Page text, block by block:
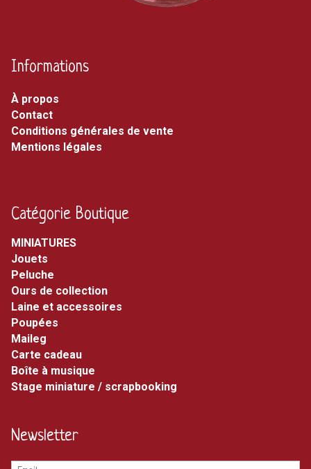
Informations
À propos
Contact
Conditions générales de vente
Mentions légales
Catégorie Boutique
MINIATURES
jouets
peluche
ours de collection
laine et accessoires
poupées
maileg
carte cadeau
boîte à musique
stage miniature / scrapbooking
Newsletter